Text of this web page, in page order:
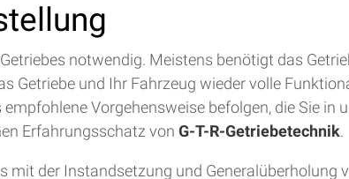
notwendig. Meistens benötigt das
Getriebe und Ihr Fahrzeug wieder volle
Vorgehensweise befolgen, die Sie in
Erfahrungsschatz von G-T-R-Getriebetechnik.
der Instandsetzung und Generalüberholung